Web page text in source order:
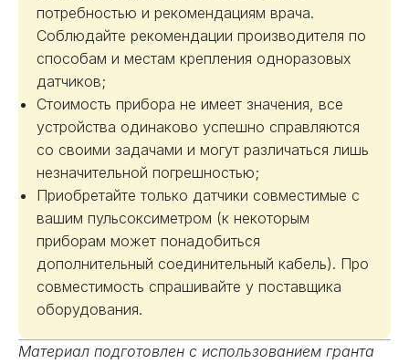
потребностью и рекомендациям врача.
Соблюдайте рекомендации производителя по
способам и местам крепления одноразовых
датчиков;
Стоимость прибора не имеет значения, все
устройства одинаково успешно справляются
со своими задачами и могут различаться лишь
незначительной погрешностью;
Приобретайте только датчики совместимые с
вашим пульсоксиметром (к некоторым
приборам может понадобиться
дополнительный соединительный кабель). Про
совместимость спрашивайте у поставщика
оборудования.
Материал подготовлен с использованием гранта